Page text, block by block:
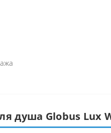
душа Globus Lux